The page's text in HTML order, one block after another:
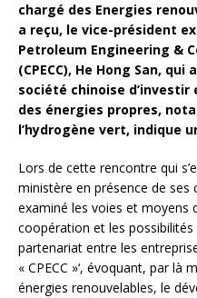
chargé des Energies
a reçu, le vice-président
Petroleum Engineering &
(CPECC), He Hong San,
société chinoise d’investir
des énergies propres,
l’hydrogène vert, indique
Lors de cette rencontre qui
ministère en présence de ses
examiné les voies et moyens
coopération et les possibilités
partenariat entre les
« CPECC »‘, évoquant, par
énergies renouvelables, le